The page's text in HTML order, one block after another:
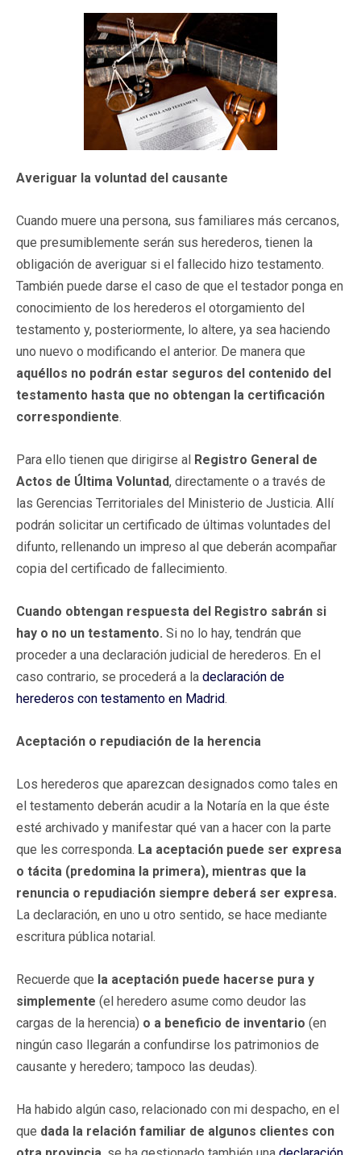
Averiguar la voluntad del causante
Cuando muere una persona, sus familiares más cercanos,
que presumiblemente serán sus herederos, tienen la
obligación de averiguar si el fallecido hizo testamento.
También puede darse el caso de que el testador ponga en
conocimiento de los herederos el otorgamiento del
testamento y, posteriormente, lo altere, ya sea haciendo
uno nuevo o modificando el anterior. De manera que
aquéllos no podrán estar seguros del contenido del
testamento hasta que no obtengan la certificación
correspondiente.
Para ello tienen que dirigirse al Registro General de
Actos de Última Voluntad, directamente o a través de
las Gerencias Territoriales del Ministerio de Justicia. Allí
podrán solicitar un certificado de últimas voluntades del
difunto, rellenando un impreso al que deberán acompañar
copia del certificado de fallecimiento.
Cuando obtengan respuesta del Registro sabrán si
hay o no un testamento. Si no lo hay, tendrán que
proceder a una declaración judicial de herederos. En el
caso contrario, se procederá a la declaración de
herederos con testamento en Madrid.
Aceptación o repudiación de la herencia
Los herederos que aparezcan designados como tales en
el testamento deberán acudir a la Notaría en la que éste
esté archivado y manifestar qué van a hacer con la parte
que les corresponda. La aceptación puede ser expresa
o tácita (predomina la primera), mientras que la
renuncia o repudiación siempre deberá ser expresa.
La declaración, en uno u otro sentido, se hace mediante
escritura pública notarial.
Recuerde que la aceptación puede hacerse pura y
simplemente (el heredero asume como deudor las
cargas de la herencia) o a beneficio de inventario (en
ningún caso llegarán a confundirse los patrimonios de
causante y heredero; tampoco las deudas).
Ha habido algún caso, relacionado con mi despacho, en el
que dada la relación familiar de algunos clientes con